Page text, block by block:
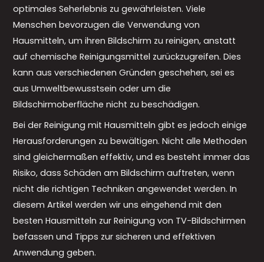
optimales Seherlebnis zu gewährleisten. Viele
Menschen bevorzugen die Verwendung von
Hausmitteln, um ihren Bildschirm zu reinigen, anstatt
auf chemische Reinigungsmittel zurückzugreifen. Dies
kann aus verschiedenen Gründen geschehen, sei es
aus Umweltbewusstsein oder um die
Bildschirmoberfläche nicht zu beschädigen.
Bei der Reinigung mit Hausmitteln gibt es jedoch einige
Herausforderungen zu bewältigen. Nicht alle Methoden
sind gleichermaßen effektiv, und es besteht immer das
Risiko, dass Schäden am Bildschirm auftreten, wenn
nicht die richtigen Techniken angewendet werden. In
diesem Artikel werden wir uns eingehend mit den
besten Hausmitteln zur Reinigung von TV-Bildschirmen
befassen und Tipps zur sicheren und effektiven
Anwendung geben.